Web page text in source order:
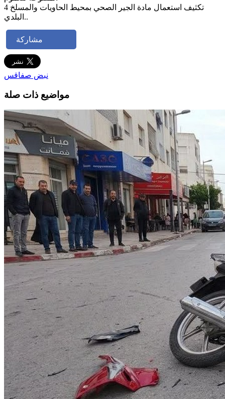
4 تكثيف استعمال مادة الجير الصحي بمحيط الحاويات والمسلخ
البلدي..
مشاركة
نبض صفاقس
مواضيع ذات صلة